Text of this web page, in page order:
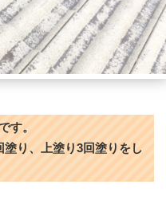
す。
り、上塗り3回塗りをし